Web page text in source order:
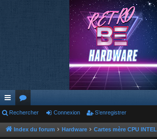
cc
ès
or
u
Rechercher Connexion S’enregistrer
Index du forum Hardware Cartes mère CPU INTEL